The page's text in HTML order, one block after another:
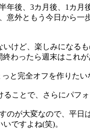
後、3カ月後、1カ
意外ともう今日から
けど、楽しみにな
わったら週末はこれ
と完全オフを作りた
ことで、さらにパフ
が大変なので、平
ですよね(笑)。